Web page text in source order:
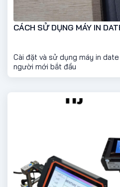
CÁCH SỬ DỤNG MÁY IN
Cài đặt và sử dụng máy in
người mới bắt đầu